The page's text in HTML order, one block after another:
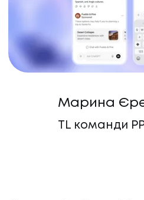
Марина
TL команди